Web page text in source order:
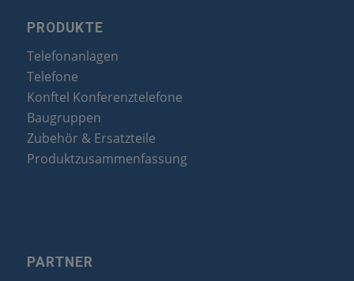
PRODUKTE
Telefonanlagen
Telefone
Konftel Konferenztelefone
Baugruppen
Zubehör & Ersatzteile
Produktzusammenfassung
PARTNER